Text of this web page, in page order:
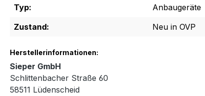
Typ:
Anbaugeräte
Zustand:
Neu in OVP
Herstellerinformationen:
Sieper GmbH
Schlittenbacher Straße 60
58511 Lüdenscheid